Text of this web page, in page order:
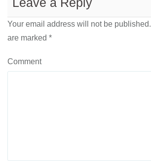
Your email address will not be published.
are marked *
Comment